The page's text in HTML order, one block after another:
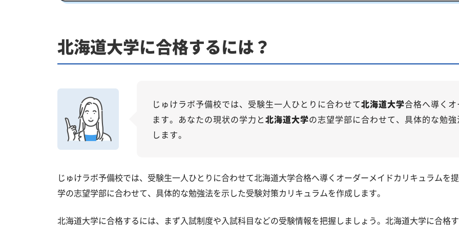
【2027年度】大学入学共通テスト対策！2026年度の傾向と合格戦略
2027年度合格に向けた「3つの戦略」
北海道大学の総合型選抜入試対策も万全
北海道大学総合型選抜入試の主な対策内容
入試方式と学部別受験情報
北海道大学の入試難易度
北海道大学に合格するには？
じゅけラボ予備校では、受験生一人ひとりに合わせて北海道大学合格へ導く
ます。あなたの現状の学力と北海道大学の志望学部に合わせて、具体的な勉
します。
じゅけラボ予備校では、受験生一人ひとりに合わせて北海道大学合格へ導くオーダーメイドカリキュラムを
学の志望学部に合わせて、具体的な勉強法を示した受験対策カリキュラムを作成します。
北海道大学に合格するには、まず入試制度や入試科目などの受験情報を把握しましょう。北海道大学に合格